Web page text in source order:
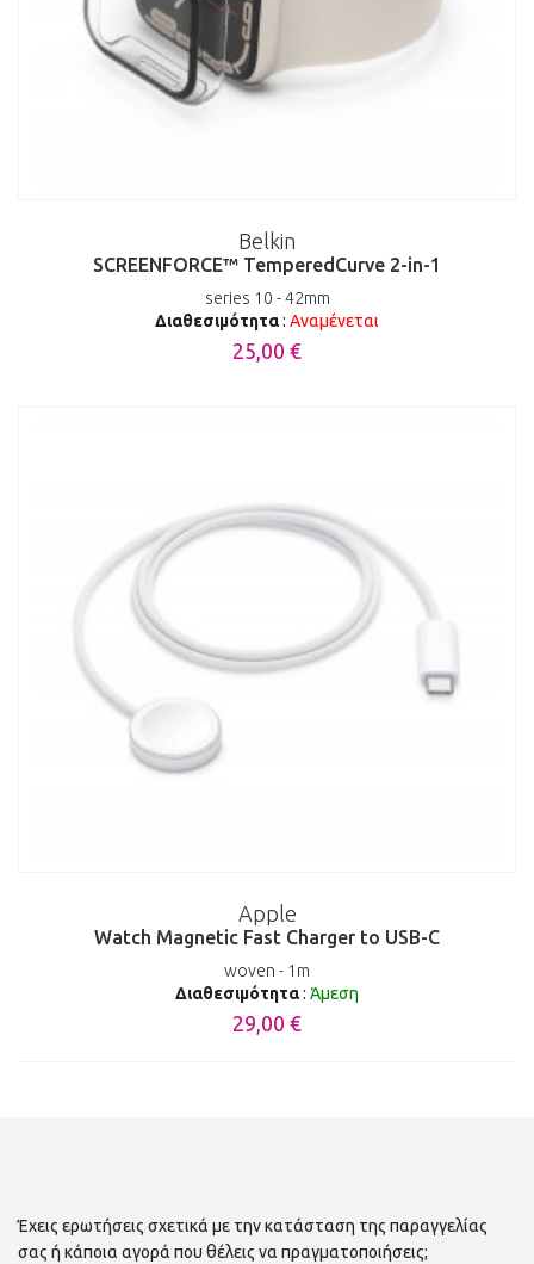
Belkin
SCREENFORCE™ TemperedCurve 2-in-1
series 10 - 42mm
Διαθεσιμότητα: Αναμένεται
25,00 €
Apple
Watch Magnetic Fast Charger to USB-C
woven - 1m
Διαθεσιμότητα: Άμεση
29,00 €
Έχεις ερωτήσεις σχετικά με την κατάσταση της παραγγελίας
σας ή κάποια αγορά που θέλεις να πραγματοποιήσεις;